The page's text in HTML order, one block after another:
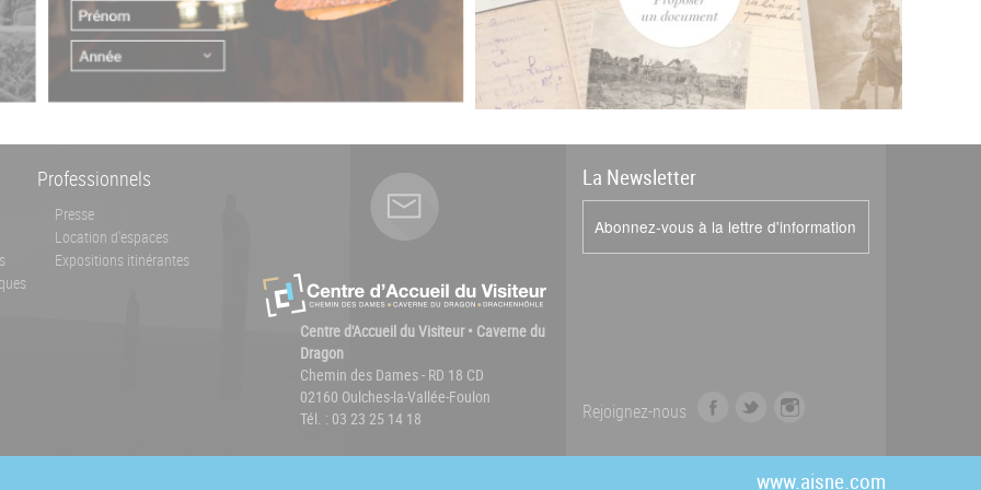
Professionnels
Presse
Location d'espaces
Expositions itinérantes
Centre d'Accueil du Visiteur • Caverne du
Dragon
Chemin des Dames - RD 18 CD
02160 Oulches-la-Vallée-Foulon
Tél. : 03 23 25 14 18
La Newsletter
Abonnez-vous à la lettre d'information
Rejoignez-nous
t
www.aisne.com